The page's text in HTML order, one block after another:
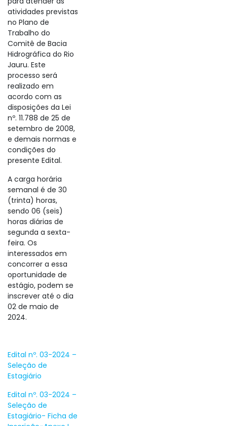
atividades previstas
no Plano de
Trabalho do
Comitê de Bacia
Hidrográfica do Rio
Jauru. Este
processo será
realizado em
acordo com as
disposições da Lei
nº. 11.788 de 25 de
setembro de 2008,
e demais normas e
condições do
presente Edital.
A carga horária
semanal é de 30
(trinta) horas,
sendo 06 (seis)
horas diárias de
segunda a sexta-
feira. Os
interessados em
concorrer a essa
oportunidade de
estágio, podem se
inscrever até o dia
02 de maio de
2024.
Edital nº. 03-2024 –
Seleção de
Estagiário
Edital nº. 03-2024 –
Seleção de
Estagiário- Ficha de